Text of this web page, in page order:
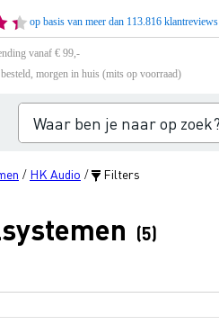
op basis van meer dan 113.816 klantreviews
vanaf € 99,-
morgen in huis (mits op voorraad)
/ HK Audio / Filters
(5)